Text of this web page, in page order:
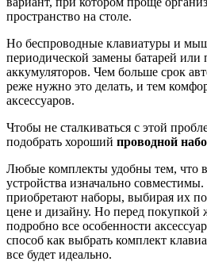
пространство на столе.
Но беспроводные клавиатуры и
периодической замены батарей или
аккумуляторов. Чем больше срок
реже нужно это делать, и тем
аксессуаров.
Чтобы не сталкиваться с этой
подобрать хороший проводной
Любые комплекты удобны тем, что
устройства изначально
приобретают наборы, выбирая их
цене и дизайну. Но перед покупкой
подробно все особенности
способ как выбрать комплект
все будет идеально.